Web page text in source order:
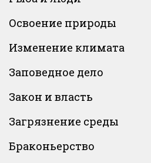
Освоение природы
Изменение климата
Заповедное дело
Закон и власть
Загрязнение среды
Браконьерство